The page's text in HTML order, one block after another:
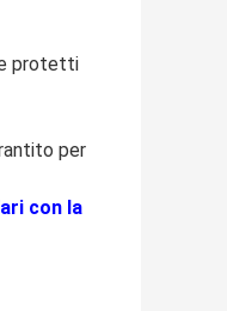
protetti
per
con la